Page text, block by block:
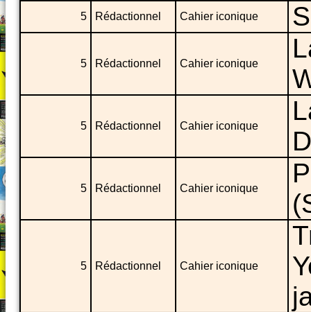
5 Rédactionnel Cahier iconique
5 Rédactionnel Cahier iconique
5 Rédactionnel Cahier iconique
5 Rédactionnel Cahier iconique
5 Rédactionnel Cahier iconique